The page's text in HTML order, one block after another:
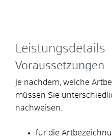
Leistungsdetails
Voraussetzungen
Je nachdem, welche
müssen Sie
nachweisen.
für die